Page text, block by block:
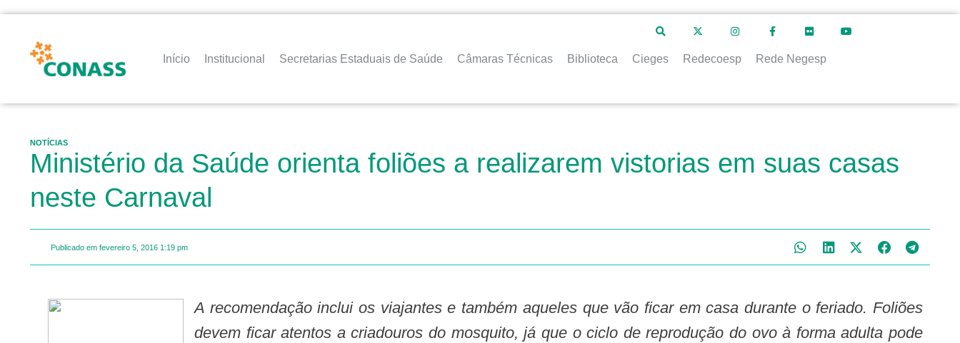
Início Institucional Secretarias Estaduais de Saúde Câmaras Técnicas Biblioteca Cieges Redecoesp Rede Negesp
NOTÍCIAS
Ministério da Saúde orienta foliões a realizarem vistorias em suas casas
neste Carnaval
Publicado em fevereiro 5, 2016 1:19 pm
A recomendação inclui os viajantes e também aqueles que vão ficar em casa durante o feriado. Foliões
devem ficar atentos a criadouros do mosquito, já que o ciclo de reprodução do ovo à forma adulta pode